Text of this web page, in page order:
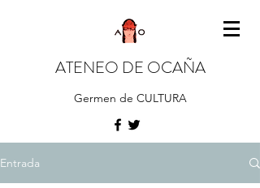
ATENEO DE OCAÑA
Germen de CULTURA
Entrada